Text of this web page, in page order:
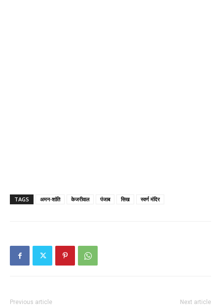
TAGS अमन-शांति केजरीवाल पंजाब सिख स्वर्ण मंदिर
Previous article Next article